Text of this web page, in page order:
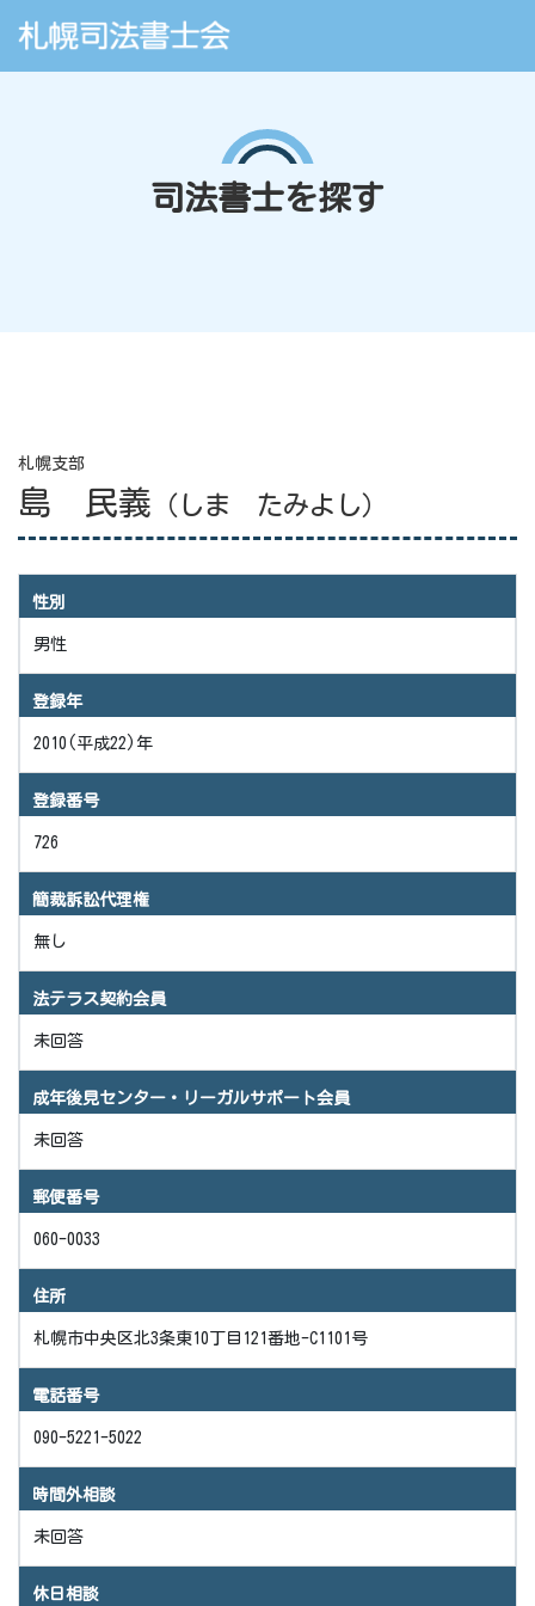
司法書士を探す
札幌支部
島 民義 （しま たみよし）
性別
男性
登録年
2010(平成22)年
登録番号
726
簡裁訴訟代理権
無し
法テラス契約会員
未回答
成年後見センター・リーガルサポート会員
未回答
郵便番号
060-0033
住所
札幌市中央区北3条東10丁目121番地-C1101号
電話番号
090-5221-5022
時間外相談
未回答
休日相談